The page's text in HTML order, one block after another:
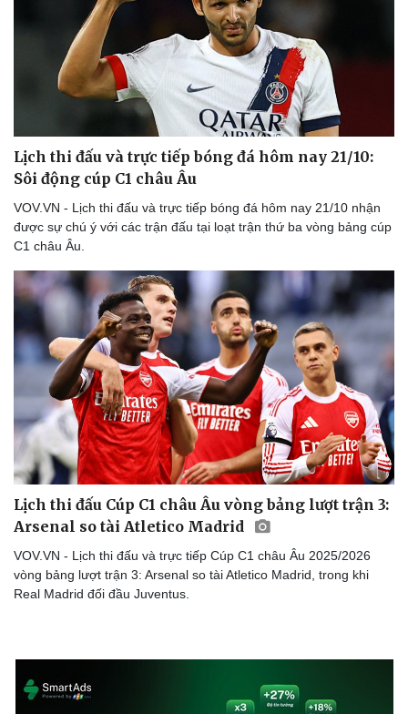
Thể thao
Bóng đá
Lịch thi đấu bóng đá
Thế giới thể thao
eSports
Hậu trường
Ô tô - Xe máy
Ô tô
Xe máy
Tư vấn
Lịch thi đấu và trực tiếp bóng đá hôm nay 21/10:
Sôi động cúp C1 châu Âu
VOV.VN - Lịch thi đấu và trực tiếp bóng đá hôm nay 21/10 nhận
được sự chú ý với các trận đấu tại loạt trận thứ ba vòng bảng cúp
C1 châu Âu.
Lịch thi đấu Cúp C1 châu Âu vòng bảng lượt trận 3:
Arsenal so tài Atletico Madrid
VOV.VN - Lịch thi đấu và trực tiếp Cúp C1 châu Âu 2025/2026
vòng bảng lượt trận 3: Arsenal so tài Atletico Madrid, trong khi
Real Madrid đối đầu Juventus.